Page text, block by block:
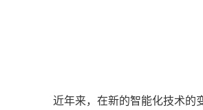
近年来，在新的智能化技术的